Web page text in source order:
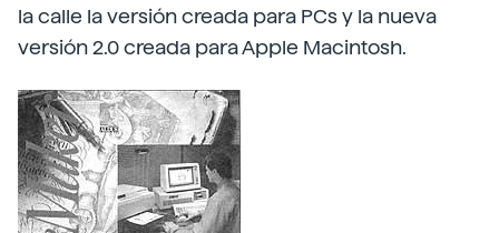
la calle la versión creada para PCs y la nueva
versión 2.0 creada para Apple Macintosh.